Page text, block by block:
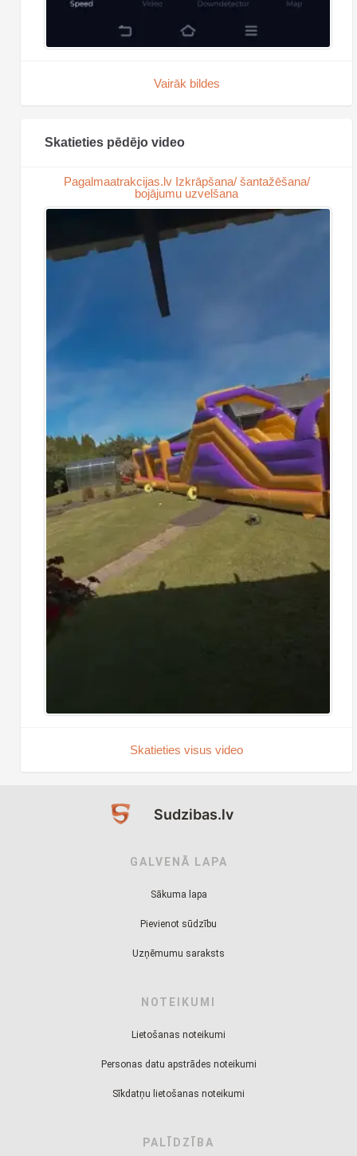
Vairāk bildes
Skatieties pēdējo video
Pagalmaatrakcijas.lv Izkrāpšana/ šantažēšana/
bojājumu uzvelšana
Skatieties visus video
Sudzibas.lv
GALVENĀ LAPA
Sākuma lapa
Pievienot sūdzību
Uzņēmumu saraksts
NOTEIKUMI
Lietošanas noteikumi
Personas datu apstrādes noteikumi
Sīkdatņu lietošanas noteikumi
PALĪDZĪBA